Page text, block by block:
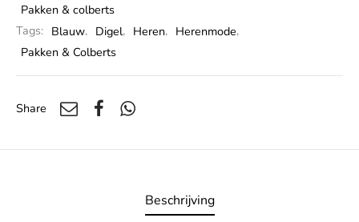
Pakken & colberts
Tags: Blauw, Digel, Heren, Herenmode,
Pakken & Colberts
Share
Beschrijving